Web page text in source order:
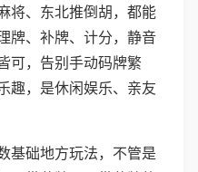
将、东北推倒胡，都能
牌、补牌、计分，静音
可，告别手动码牌繁
趣，是休闲娱乐、亲友
基础地方玩法，不管是